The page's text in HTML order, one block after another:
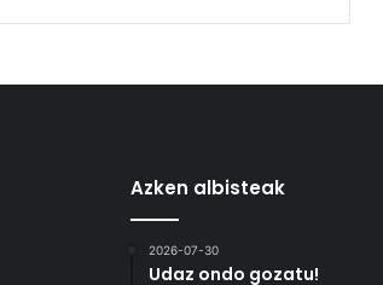
Azken albisteak
2026-07-30
Udaz ondo gozatu!